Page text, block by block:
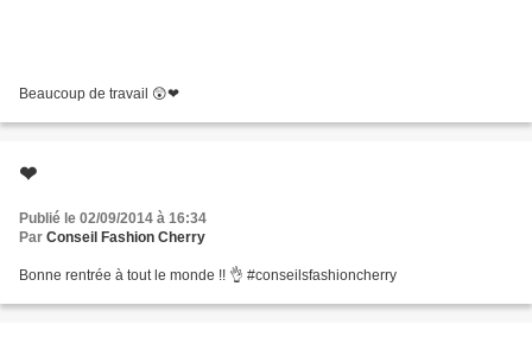
Beaucoup de travail 😲❤
❤
Publié le 02/09/2014 à 16:34
Par Conseil Fashion Cherry
Bonne rentrée à tout le monde !! 👌 #conseilsfashioncherry